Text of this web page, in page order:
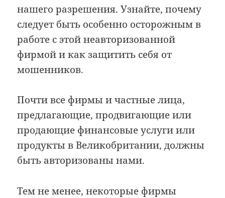
нашего разрешения. Узнайте, почему
следует быть особенно осторожным в
работе с этой неавторизованной
фирмой и как защитить себя от
мошенников.
Почти все фирмы и частные лица,
предлагающие, продвигающие или
продающие финансовые услуги или
продукты в Великобритании, должны
быть авторизованы нами.
Тем не менее, некоторые фирмы